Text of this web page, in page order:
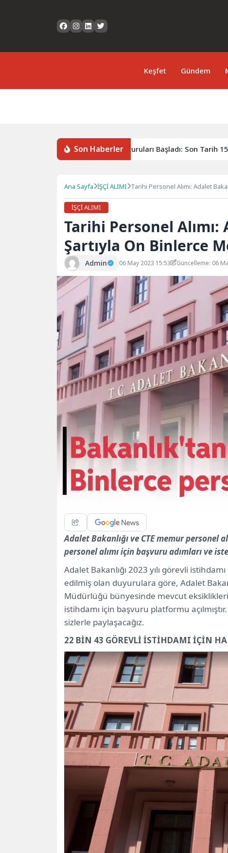
Keşfet Gündem
Son Haberler
Boğaziçi Film Festivali Başvuruları Başladı: Son Tarih 15 Eylül
Ana Sayfa İŞÇİ ALIMI Tarihi Personel Alımı: Adalet
İŞÇİ ALIMI
Tarihi Personel Alımı:
Şartıyla On Binlerce
Admin 06 May 2023 15:53 Güncelleme: 06
Adalet Bakanlığı ve CTE memur personel
personel alımı için başvuru adımları ve
Adalet Bakanlığı 2023 yılı görevli
edilmiş olan duyurulara göre, Adalet
Müdürlüğü bünyesinde mevcut
istihdamı için başvuru platformu
sizlerle paylaşacağız.
22 BİN 43 GÖREVLİ İSTİHDAMI İÇİN